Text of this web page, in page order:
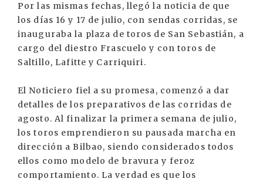
Por las mismas fechas, llegó la noticia de que
los días 16 y 17 de julio, con sendas corridas, se
inauguraba la plaza de toros de San Sebastián, a
cargo del diestro Frascuelo y con toros de
Saltillo, Lafitte y Carriquiri.
El Noticiero fiel a su promesa, comenzó a dar
detalles de los preparativos de las corridas de
agosto. Al finalizar la primera semana de julio,
los toros emprendieron su pausada marcha en
dirección a Bilbao, siendo considerados todos
ellos como modelo de bravura y feroz
comportamiento. La verdad es que los